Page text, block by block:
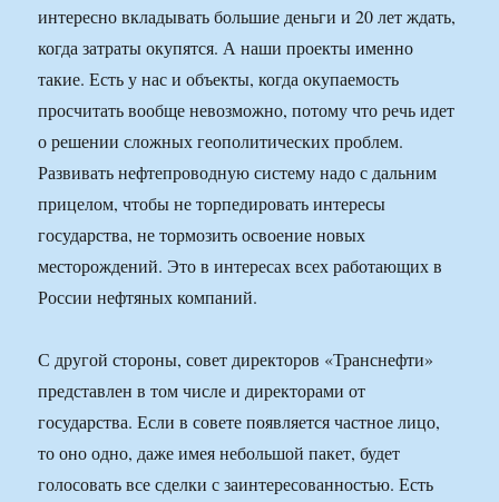
интересно вкладывать большие деньги и 20 лет ждать,
когда затраты окупятся. А наши проекты именно
такие. Есть у нас и объекты, когда окупаемость
просчитать вообще невозможно, потому что речь идет
о решении сложных геополитических проблем.
Развивать нефтепроводную систему надо с дальним
прицелом, чтобы не торпедировать интересы
государства, не тормозить освоение новых
месторождений. Это в интересах всех работающих в
России нефтяных компаний.
С другой стороны, совет директоров «Транснефти»
представлен в том числе и директорами от
государства. Если в совете появляется частное лицо,
то оно одно, даже имея небольшой пакет, будет
голосовать все сделки с заинтересованностью. Есть